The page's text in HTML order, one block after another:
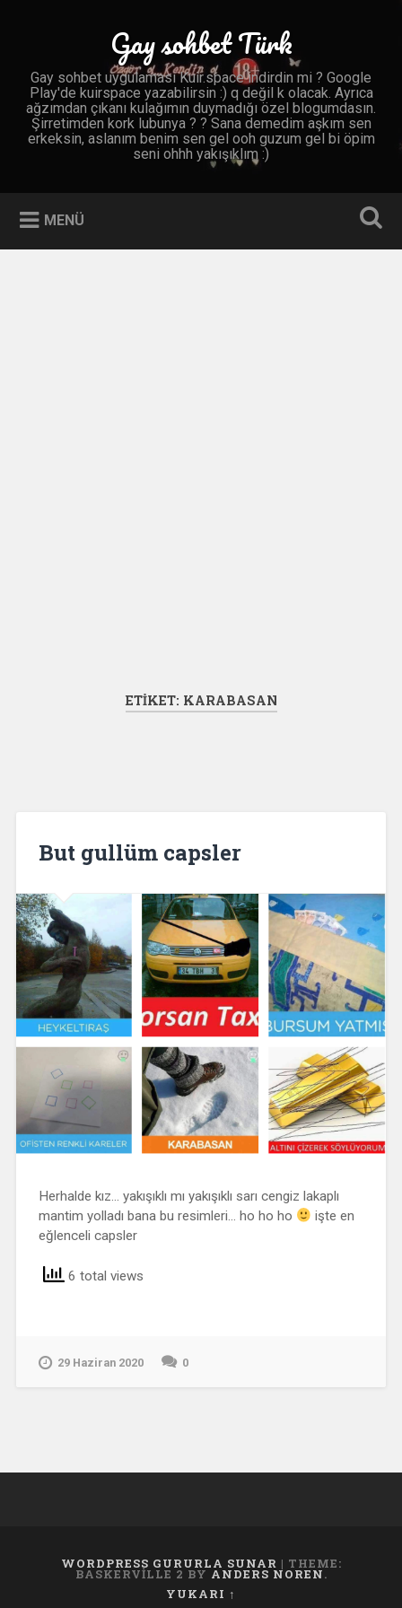
Gay sohbet Türk
Gay sohbet uygulaması Kuir.space indirdin mi ? Google
Play'de kuirspace yazabilirsin :) q değil k olacak. Ayrıca
ağzımdan çıkanı kulağımın duymadığı özel blogumdasın.
Şirretimden kork lubunya ? ? Sana demedim aşkım sen
erkeksin, aslanım benim sen gel ooh guzum gel bi öpim
seni ohhh yakışıklım :)
MENÜ
ETIKET: KARABASAN
But gullüm capsler
Herhalde kız… yakışıklı mı yakışıklı sarı cengiz lakaplı
mantim yolladı bana bu resimleri… ho ho ho
işte en
eğlenceli capsler
6 total views
29 Haziran 2020 0
WORDPRESS GURURLA SUNAR | THEME:
BASKERVILLE 2 BY ANDERS NOREN.
YUKARI ↑